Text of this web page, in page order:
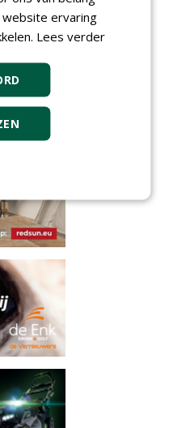
ervaring
Lees verder